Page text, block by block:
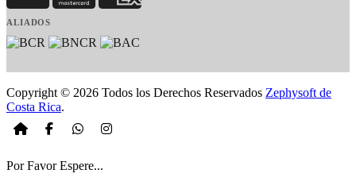
ALIADOS
Copyright © 2026 Todos los Derechos Reservados Zephysoft de
Costa Rica.
Por Favor Espere...